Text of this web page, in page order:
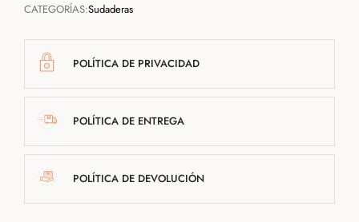
CATEGORÍAS:Sudaderas
POLÍTICA DE PRIVACIDAD
POLÍTICA DE ENTREGA
POLÍTICA DE DEVOLUCIÓN